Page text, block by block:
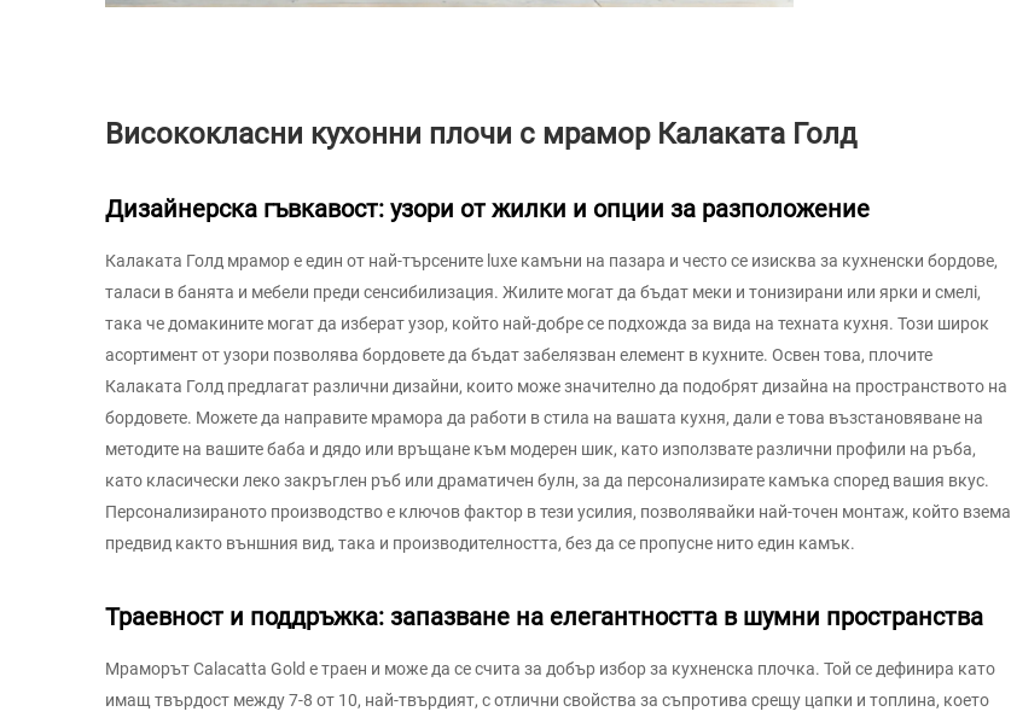
Висококласни кухонни плочи с мрамор Калаката Голд
Дизайнерска гъвкавост: узори от жилки и опции за разположение
Калаката Голд мрамор е един от най-търсените luxe камъни на пазара и често се изисква за кухненски бордове,
таласи в банята и мебели преди сенсибилизация. Жилите могат да бъдат меки и тонизирани или ярки и смелi,
така че домакините могат да изберат узор, който най-добре се подхожда за вида на техната кухня. Този широк
асортимент от узори позволява бордовете да бъдат забелязван елемент в кухните. Освен това, плочите
Калаката Голд предлагат различни дизайни, които може значително да подобрят дизайна на пространството на
бордовете. Можете да направите мрамора да работи в стила на вашата кухня, дали е това възстановяване на
методите на вашите баба и дядо или връщане към модерен шик, като използвате различни профили на ръба,
като класически леко закръглен ръб или драматичен булн, за да персонализирате камъка според вашия вкус.
Персонализираното производство е ключов фактор в тези усилия, позволявайки най-точен монтаж, който взема
предвид както външния вид, така и производителността, без да се пропусне нито един камък.
Траевност и поддръжка: запазване на елегантността в шумни пространства
Мраморът Calacatta Gold е траен и може да се счита за добър избор за кухненска плочка. Той се дефинира като
имащ твърдост между 7-8 от 10, най-твърдият, с отлични свойства за съпротива срещу цапки и топлина, което